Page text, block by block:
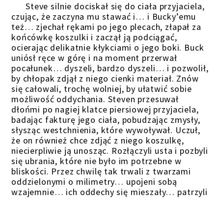
Steve silnie dociskał się do ciała przyjaciela,
czując, że zaczyna mu stawać i… i Bucky’emu
też… zjechał rękami po jego plecach, złapał za
końcówkę koszulki i zaczął ją podciągać,
ocierając delikatnie kłykciami o jego boki. Buck
uniósł ręce w górę i na moment przerwał
pocałunek… dyszeli, bardzo dyszeli… i pozwolił,
by chłopak zdjął z niego cienki materiał. Znów
się całowali, trochę wolniej, by ułatwić sobie
możliwość oddychania. Steven przesuwał
dłońmi po nagiej klatce piersiowej przyjaciela,
badając fakturę jego ciała, pobudzając zmysły,
słysząc westchnienia, które wywoływał. Uczuł,
że on również chce zdjąć z niego koszulkę,
niecierpliwie ją unosząc. Rozłączyli usta i pozbyli
się ubrania, które nie było im potrzebne w
bliskości. Przez chwilę tak trwali z twarzami
oddzielonymi o milimetry… upojeni sobą
wzajemnie… ich oddechy się mieszały… patrzyli